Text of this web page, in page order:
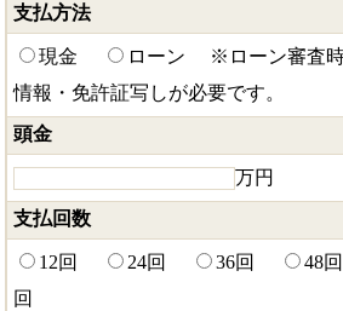
支払方法
現金 ローン ※ローン審査時
情報・免許証写しが必要です。
頭金
万円
支払回数
12回 24回 36回 48回
回